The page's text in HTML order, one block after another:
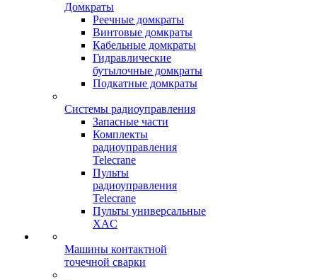
Домкраты
Реечные домкраты
Винтовые домкраты
Кабельные домкраты
Гидравлические
бутылочные домкраты
Подкатные домкраты
Системы радиоуправления
Запасные части
Комплекты
радиоуправления
Telecrane
Пульты
радиоуправления
Telecrane
Пульты универсальные
XAC
Машины контактной
точечной сварки